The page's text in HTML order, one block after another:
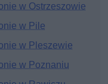
w Ostrzeszowie
w Pile
w Pleszewie
w Poznaniu